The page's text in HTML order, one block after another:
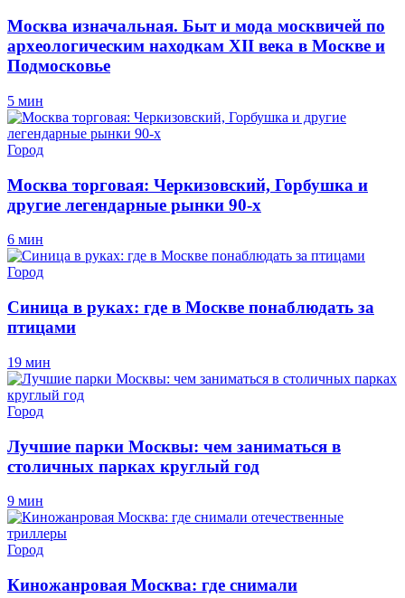
Москва изначальная. Быт и мода москвичей по
археологическим находкам XII века в Москве и
Подмосковье
5 мин
Город
Москва торговая: Черкизовский, Горбушка и
другие легендарные рынки 90-х
6 мин
Город
Синица в руках: где в Москве понаблюдать за
птицами
19 мин
Город
Лучшие парки Москвы: чем заниматься в
столичных парках круглый год
9 мин
Город
Киножанровая Москва: где снимали